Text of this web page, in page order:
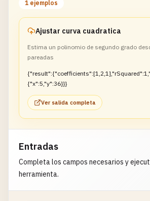
1 ejemplos
Ajustar curva cuadratica
Estima un polinomio de segundo grado
pareadas
{"x":5,"y":36}}}
Ver salida completa
Entradas
Completa los campos necesarios y
herramienta.